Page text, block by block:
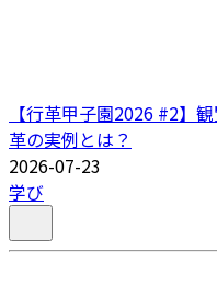
【行革甲子園2026 #2】
革の実例とは？
2026-07-23
学び